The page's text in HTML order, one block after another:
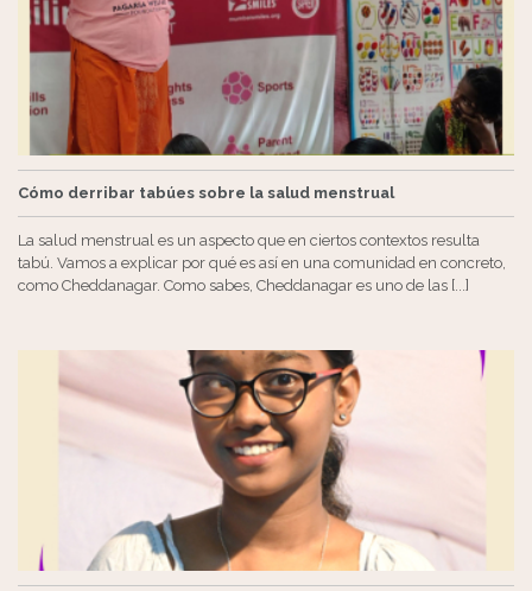
Cómo derribar tabúes sobre la salud menstrual
La salud menstrual es un aspecto que en ciertos contextos resulta
tabú. Vamos a explicar por qué es así en una comunidad en concreto,
como Cheddanagar. Como sabes, Cheddanagar es uno de las [...]